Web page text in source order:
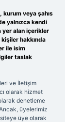
veya şahıs
yalnızca kendi
yer alan içerikler
hakkında
ile isim
taslak
ve İletişim
olarak hizmet
denetleme
üyelerimiz
üye olarak